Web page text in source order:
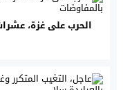
الحرب على غزة،